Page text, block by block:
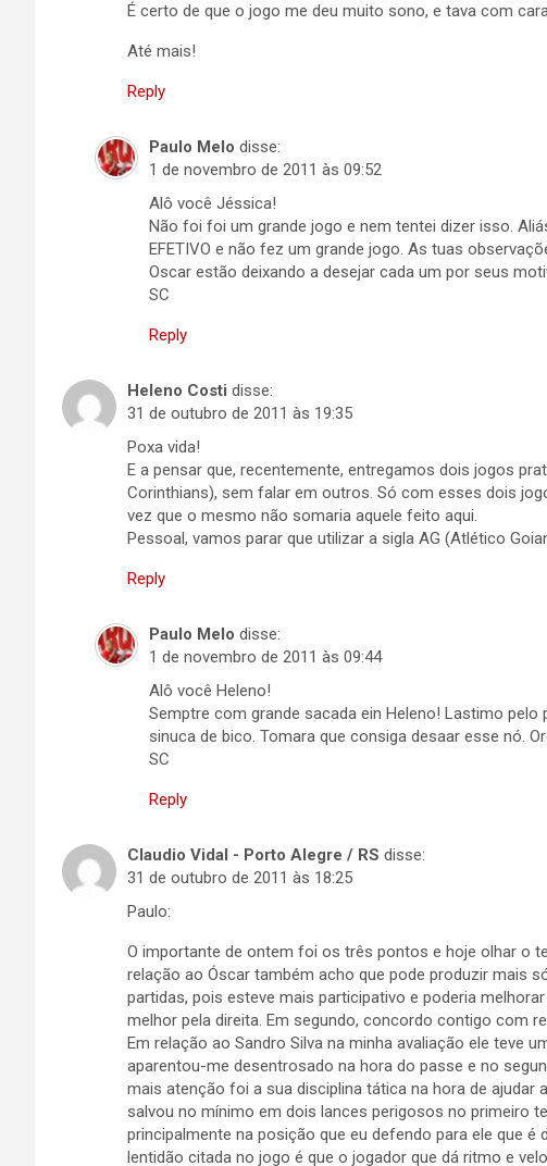
É certo de que o jogo me deu muito sono, e tava com
Até mais!
Reply
Paulo Melo disse:
1 de novembro de 2011 às 09:52
Alô você Jéssica!
Não foi foi um grande jogo e nem tentei dizer isso.
EFETIVO e não fez um grande jogo. As tuas
Oscar estão deixando a desejar cada um por seus
SC
Reply
Heleno Costi disse:
31 de outubro de 2011 às 19:35
Poxa vida!
E a pensar que, recentemente, entregamos dois jogos
Corinthians), sem falar em outros. Só com esses dois
vez que o mesmo não somaria aquele feito aqui.
Pessoal, vamos parar que utilizar a sigla AG (Atlético
Reply
Paulo Melo disse:
1 de novembro de 2011 às 09:44
Alô você Heleno!
Semptre com grande sacada ein Heleno! Lastimo
sinuca de bico. Tomara que consiga desaar esse nó.
SC
Reply
Claudio Vidal - Porto Alegre / RS disse:
31 de outubro de 2011 às 18:25
Paulo:
O importante de ontem foi os três pontos e hoje olhar o
relação ao Óscar também acho que pode produzir mais
partidas, pois esteve mais participativo e poderia
melhor pela direita. Em segundo, concordo contigo com
Em relação ao Sandro Silva na minha avaliação ele teve
aparentou-me desentrosado na hora do passe e no
mais atenção foi a sua disciplina tática na hora de
salvou no mínimo em dois lances perigosos no primeiro
principalmente na posição que eu defendo para ele que
lentidão citada no jogo é que o jogador que dá ritmo e